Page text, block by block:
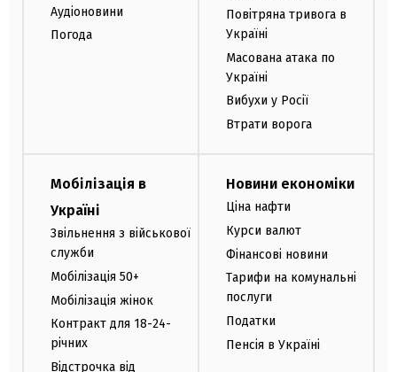
Аудіоновини
Погода
Повітряна тривога в
Україні
Масована атака по
Україні
Вибухи у Росії
Втрати ворога
Мобілізація в
Україні
Звільнення з військової
служби
Мобілізація 50+
Мобілізація жінок
Контракт для 18-24-
річних
Відстрочка від
Новини економіки
Ціна нафти
Курси валют
Фінансові новини
Тарифи на комунальні
послуги
Податки
Пенсія в Україні